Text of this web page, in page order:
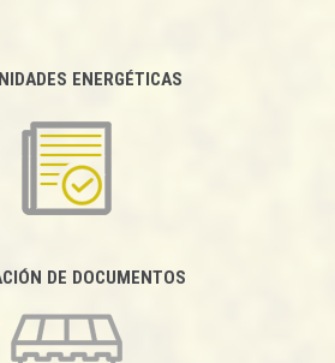
ENERGÉTICAS
DE DOCUMENTOS